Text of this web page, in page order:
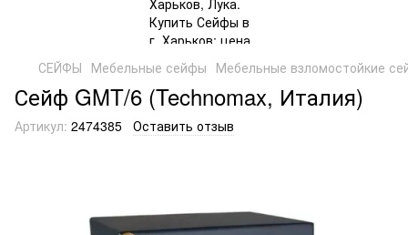
СЕЙФЫ Мебельные сейфы Мебельные взломостойкие
Сейф GMT/6 (Technomax, Италия)
Артикул: 2474385 Оставить отзыв